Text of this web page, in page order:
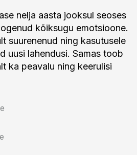
nelja aasta jooksul seoses
kõiksugu emotsioone.
suurenenud ning kasutusele
uusi lahendusi. Samas toob
ka peavalu ning keerulisi